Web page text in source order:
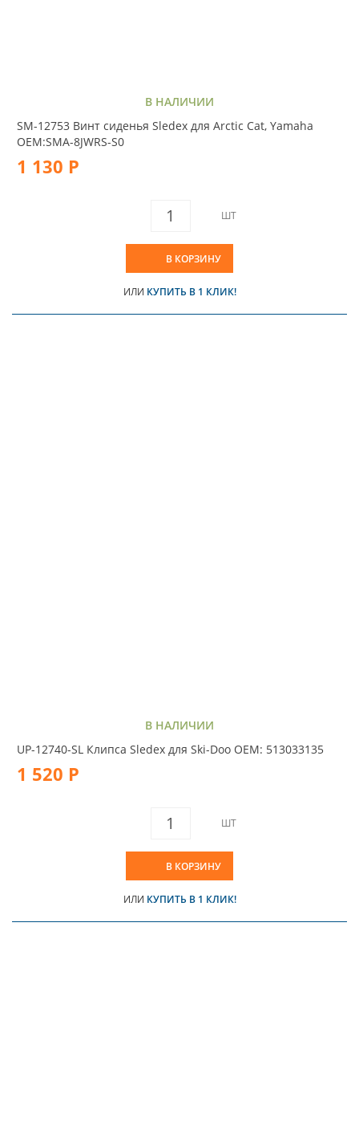
В НАЛИЧИИ
SM-12753 Винт сиденья Sledex для Arctic Cat, Yamaha
OEM:SMA-8JWRS-S0
1 130 Р
ШТ
В КОРЗИНУ
ИЛИ КУПИТЬ В 1 КЛИК!
В НАЛИЧИИ
UP-12740-SL Клипса Sledex для Ski-Doo OEM: 513033135
1 520 Р
ШТ
В КОРЗИНУ
ИЛИ КУПИТЬ В 1 КЛИК!